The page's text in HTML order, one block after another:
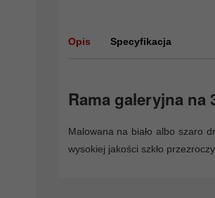
Opis Specyfikacja
Rama galeryjna na
Malowana na biało albo szaro
wysokiej jakości szkło